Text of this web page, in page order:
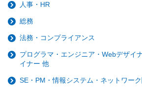
人事・HR
総務
法務・コンプライアンス
プログラマ・エンジニア・Webデザイ
イナー 他
SE・PM・情報システム・ネットワー